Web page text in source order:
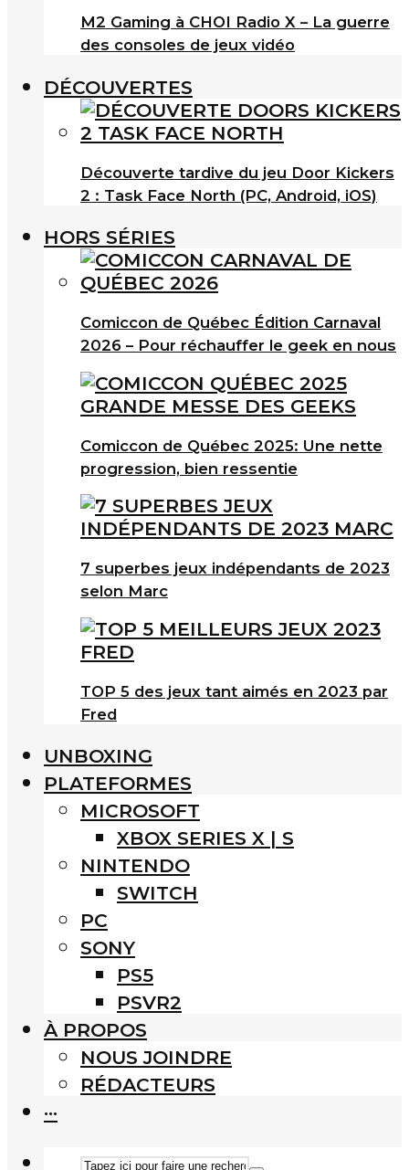
M2 Gaming à CHOI Radio X – La guerre
des consoles de jeux vidéo
DÉCOUVERTES
Découverte tardive du jeu Door Kickers
2 : Task Face North (PC, Android, iOS)
HORS SÉRIES
Comiccon de Québec Édition Carnaval
2026 – Pour réchauffer le geek en nous
Comiccon de Québec 2025: Une nette
progression, bien ressentie
7 superbes jeux indépendants de 2023
selon Marc
TOP 5 des jeux tant aimés en 2023 par
Fred
UNBOXING
PLATEFORMES
MICROSOFT
XBOX SERIES X | S
NINTENDO
SWITCH
PC
SONY
PS5
PSVR2
À PROPOS
NOUS JOINDRE
RÉDACTEURS
···